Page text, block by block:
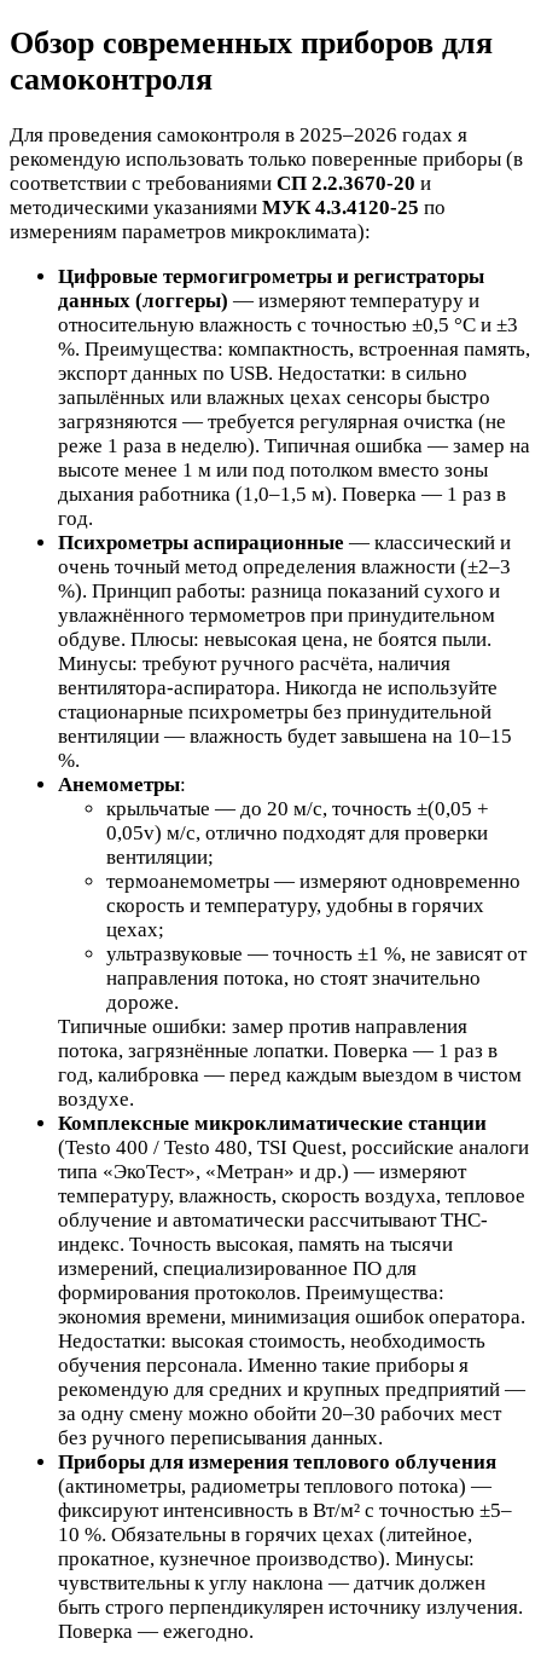
Обзор современных приборов для
самоконтроля
Для проведения самоконтроля в 2025–2026 годах я
рекомендую использовать только поверенные приборы (в
соответствии с требованиями СП 2.2.3670-20 и
методическими указаниями МУК 4.3.4120-25 по
измерениям параметров микроклимата):
Цифровые термогигрометры и регистраторы
данных (логгеры) — измеряют температуру и
относительную влажность с точностью ±0,5 °C и ±3
%. Преимущества: компактность, встроенная память,
экспорт данных по USB. Недостатки: в сильно
запылённых или влажных цехах сенсоры быстро
загрязняются — требуется регулярная очистка (не
реже 1 раза в неделю). Типичная ошибка — замер на
высоте менее 1 м или под потолком вместо зоны
дыхания работника (1,0–1,5 м). Поверка — 1 раз в
год.
Психрометры аспирационные — классический и
очень точный метод определения влажности (±2–3
%). Принцип работы: разница показаний сухого и
увлажнённого термометров при принудительном
обдуве. Плюсы: невысокая цена, не боятся пыли.
Минусы: требуют ручного расчёта, наличия
вентилятора-аспиратора. Никогда не используйте
стационарные психрометры без принудительной
вентиляции — влажность будет завышена на 10–15
%.
Анемометры:
крыльчатые — до 20 м/с, точность ±(0,05 +
0,05v) м/с, отлично подходят для проверки
вентиляции;
термоанемометры — измеряют одновременно
скорость и температуру, удобны в горячих
цехах;
ультразвуковые — точность ±1 %, не зависят от
направления потока, но стоят значительно
дороже.
Типичные ошибки: замер против направления
потока, загрязнённые лопатки. Поверка — 1 раз в
год, калибровка — перед каждым выездом в чистом
воздухе.
Комплексные микроклиматические станции
(Testo 400 / Testo 480, TSI Quest, российские аналоги
типа «ЭкоТест», «Метран» и др.) — измеряют
температуру, влажность, скорость воздуха, тепловое
облучение и автоматически рассчитывают ТНС-
индекс. Точность высокая, память на тысячи
измерений, специализированное ПО для
формирования протоколов. Преимущества:
экономия времени, минимизация ошибок оператора.
Недостатки: высокая стоимость, необходимость
обучения персонала. Именно такие приборы я
рекомендую для средних и крупных предприятий —
за одну смену можно обойти 20–30 рабочих мест
без ручного переписывания данных.
Приборы для измерения теплового облучения
(актинометры, радиометры теплового потока) —
фиксируют интенсивность в Вт/м² с точностью ±5–
10 %. Обязательны в горячих цехах (литейное,
прокатное, кузнечное производство). Минусы:
чувствительны к углу наклона — датчик должен
быть строго перпендикулярен источнику излучения.
Поверка — ежегодно.